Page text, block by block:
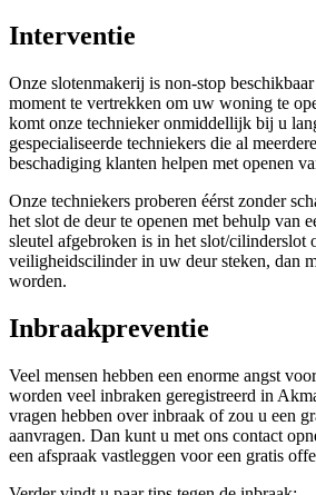
Interventie
Onze slotenmakerij is non-stop
moment te vertrekken om uw woning te
komt onze technieker onmiddellijk bij u
gespecialiseerde techniekers die al
beschadiging klanten helpen met openen
Onze techniekers proberen éérst zonder
het slot de deur te openen met behulp van
sleutel afgebroken is in het slot/cilinderslot
veiligheidscilinder in uw deur steken, dan
worden.
Inbraakpreventie
Veel mensen hebben een enorme angst
worden veel inbraken geregistreerd in
vragen hebben over inbraak of zou u een
aanvragen. Dan kunt u met ons contact
een afspraak vastleggen voor een gratis